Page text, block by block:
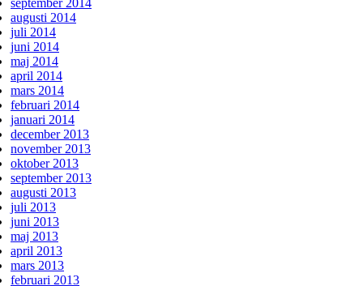
augusti 2014
juli 2014
juni 2014
maj 2014
april 2014
mars 2014
februari 2014
januari 2014
december 2013
november 2013
oktober 2013
september 2013
augusti 2013
juli 2013
juni 2013
maj 2013
april 2013
mars 2013
februari 2013